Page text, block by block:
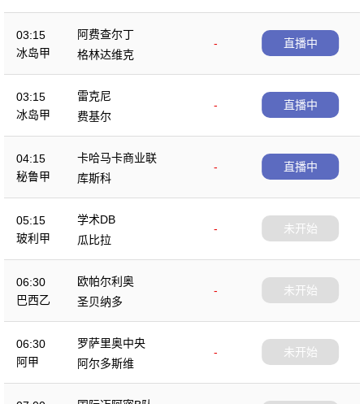
03:15
冰岛甲
阿费查尔丁
-
格林达维克
直播中
03:15
冰岛甲
雷克尼
-
费基尔
直播中
04:15
秘鲁甲
卡哈马卡商业联
-
库斯科
直播中
05:15
玻利甲
学术DB
-
瓜比拉
未开始
06:30
巴西乙
欧帕尔利奥
-
圣贝纳多
未开始
06:30
阿甲
罗萨里奥中央
-
阿尔多斯维
未开始